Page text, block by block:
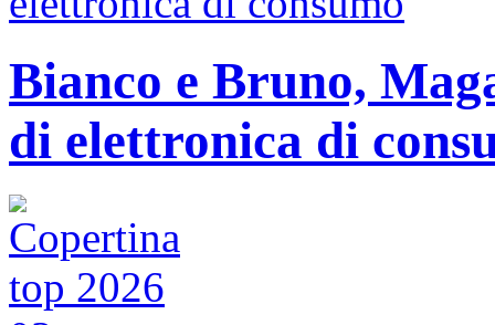
Bianco e Bruno,
di elettronica di